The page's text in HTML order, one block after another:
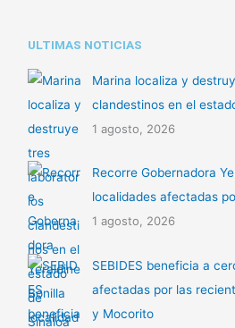
ULTIMAS NOTICIAS
Marina localiza y
clandestinos en el
1 agosto, 2026
Recorre Gobernadora
localidades afectadas
1 agosto, 2026
SEBIDES beneficia a
afectadas por las
y Mocorito